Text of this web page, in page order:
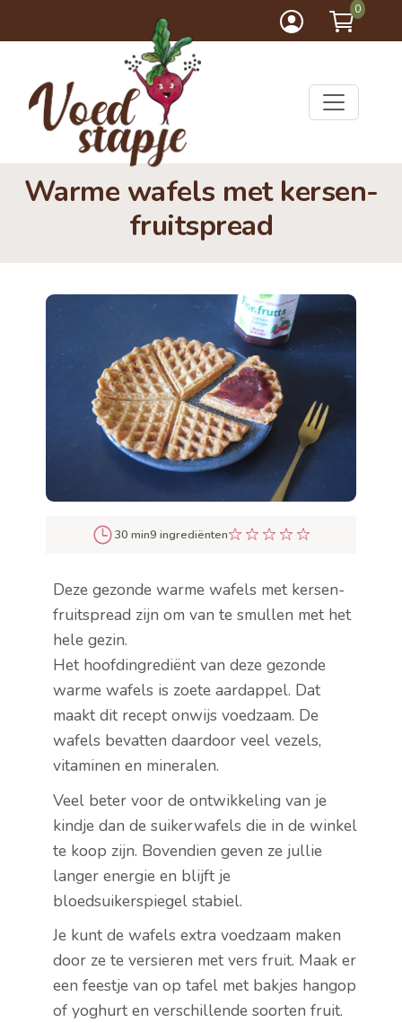
0
Warme wafels met kersen-
fruitspread
30 min9 ingrediënten
Deze gezonde warme wafels met kersen-
fruitspread zijn om van te smullen met het
hele gezin.
Het hoofdingrediënt van deze gezonde
warme wafels is zoete aardappel. Dat
maakt dit recept onwijs voedzaam. De
wafels bevatten daardoor veel vezels,
vitaminen en mineralen.
Veel beter voor de ontwikkeling van je
kindje dan de suikerwafels die in de winkel
te koop zijn. Bovendien geven ze jullie
langer energie en blijft je
bloedsuikerspiegel stabiel.
Je kunt de wafels extra voedzaam maken
door ze te versieren met vers fruit. Maak er
een feestje van op tafel met bakjes hangop
of yoghurt en verschillende soorten fruit.